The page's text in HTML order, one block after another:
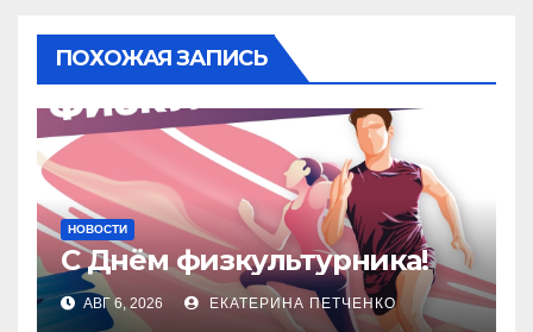
ПОХОЖАЯ ЗАПИСЬ
НОВОСТИ
С Днём физкультурника!
АВГ 6, 2026 ЕКАТЕРИНА ПЕТЧЕНКО